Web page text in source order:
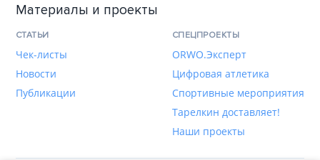
Материалы и проекты
СТАТЬИ
Чек-листы
Новости
Публикации
СПЕЦПРОЕКТЫ
ORWO.Эксперт
Цифровая атлетика
Спортивные мероприятия
Тарелкин доставляет!
Наши проекты